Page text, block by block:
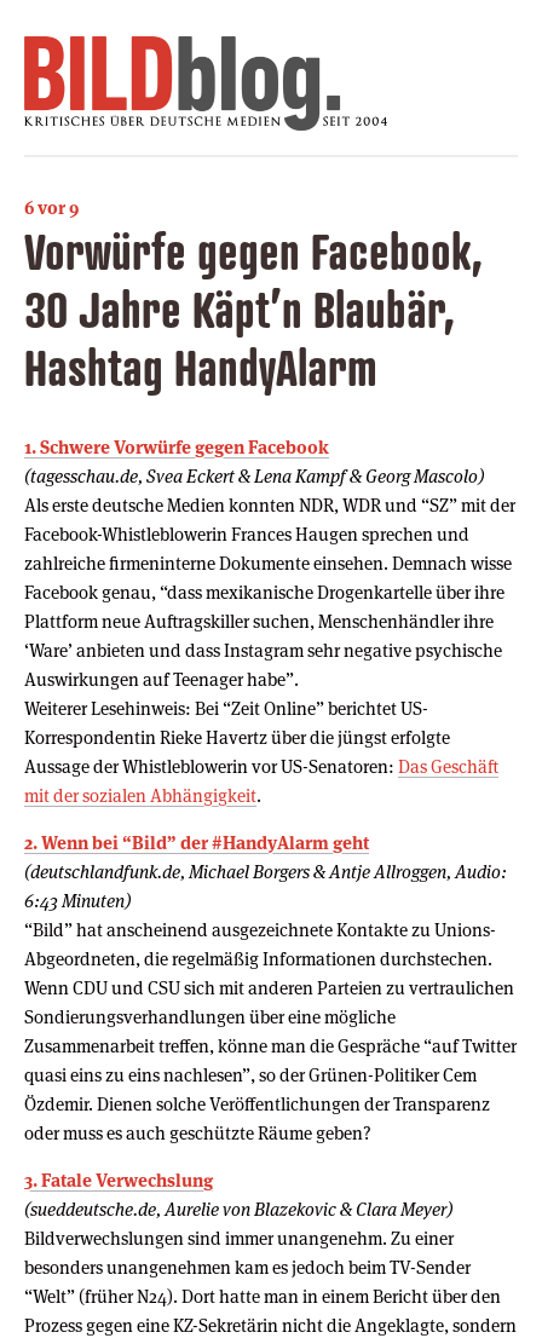
6 vor 9
Vorwürfe gegen Facebook,
30 Jahre Käpt’n Blaubär,
Hashtag HandyAlarm
1. Schwere Vorwürfe gegen Facebook
(tagesschau.de, Svea Eckert & Lena Kampf & Georg Mascolo)
Als erste deutsche Medien konnten NDR, WDR und “SZ” mit der
Facebook-Whistleblowerin Frances Haugen sprechen und
zahlreiche firmeninterne Dokumente einsehen. Demnach wisse
Facebook genau, “dass mexikanische Drogenkartelle über ihre
Plattform neue Auftragskiller suchen, Menschenhändler ihre
‘Ware’ anbieten und dass Instagram sehr negative psychische
Auswirkungen auf Teenager habe”.
Weiterer Lesehinweis: Bei “Zeit Online” berichtet US-
Korrespondentin Rieke Havertz über die jüngst erfolgte
Aussage der Whistleblowerin vor US-Senatoren: Das Geschäft
mit der sozialen Abhängigkeit.
2. Wenn bei “Bild” der #HandyAlarm geht
(deutschlandfunk.de, Michael Borgers & Antje Allroggen, Audio:
6:43 Minuten)
“Bild” hat anscheinend ausgezeichnete Kontakte zu Unions-
Abgeordneten, die regelmäßig Informationen durchstechen.
Wenn CDU und CSU sich mit anderen Parteien zu vertraulichen
Sondierungsverhandlungen über eine mögliche
Zusammenarbeit treffen, könne man die Gespräche “auf Twitter
quasi eins zu eins nachlesen”, so der Grünen-Politiker Cem
Özdemir. Dienen solche Veröffentlichungen der Transparenz
oder muss es auch geschützte Räume geben?
3. Fatale Verwechslung
(sueddeutsche.de, Aurelie von Blazekovic & Clara Meyer)
Bildverwechslungen sind immer unangenehm. Zu einer
besonders unangenehmen kam es jedoch beim TV-Sender
“Welt” (früher N24). Dort hatte man in einem Bericht über den
Prozess gegen eine KZ-Sekretärin nicht die Angeklagte, sondern